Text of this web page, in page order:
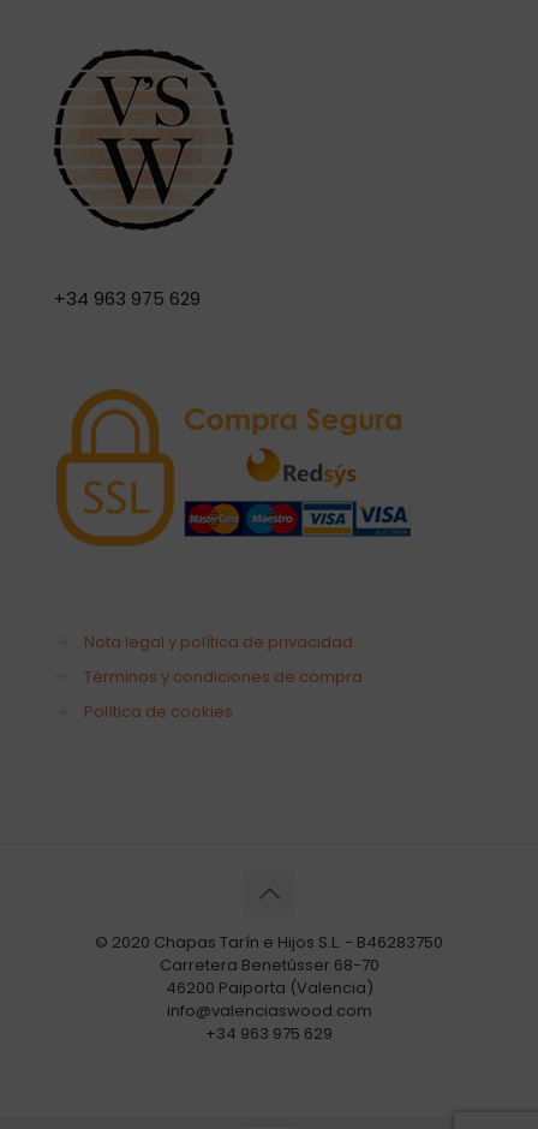
+34 963 975 629
Nota legal y política de privacidad
Términos y condiciones de compra
Política de cookies
© 2020 Chapas Tarín e Hijos S.L. - B46283750
Carretera Benetússer 68-70
46200 Paiporta (Valencia)
info@valenciaswood.com
+34 963 975 629